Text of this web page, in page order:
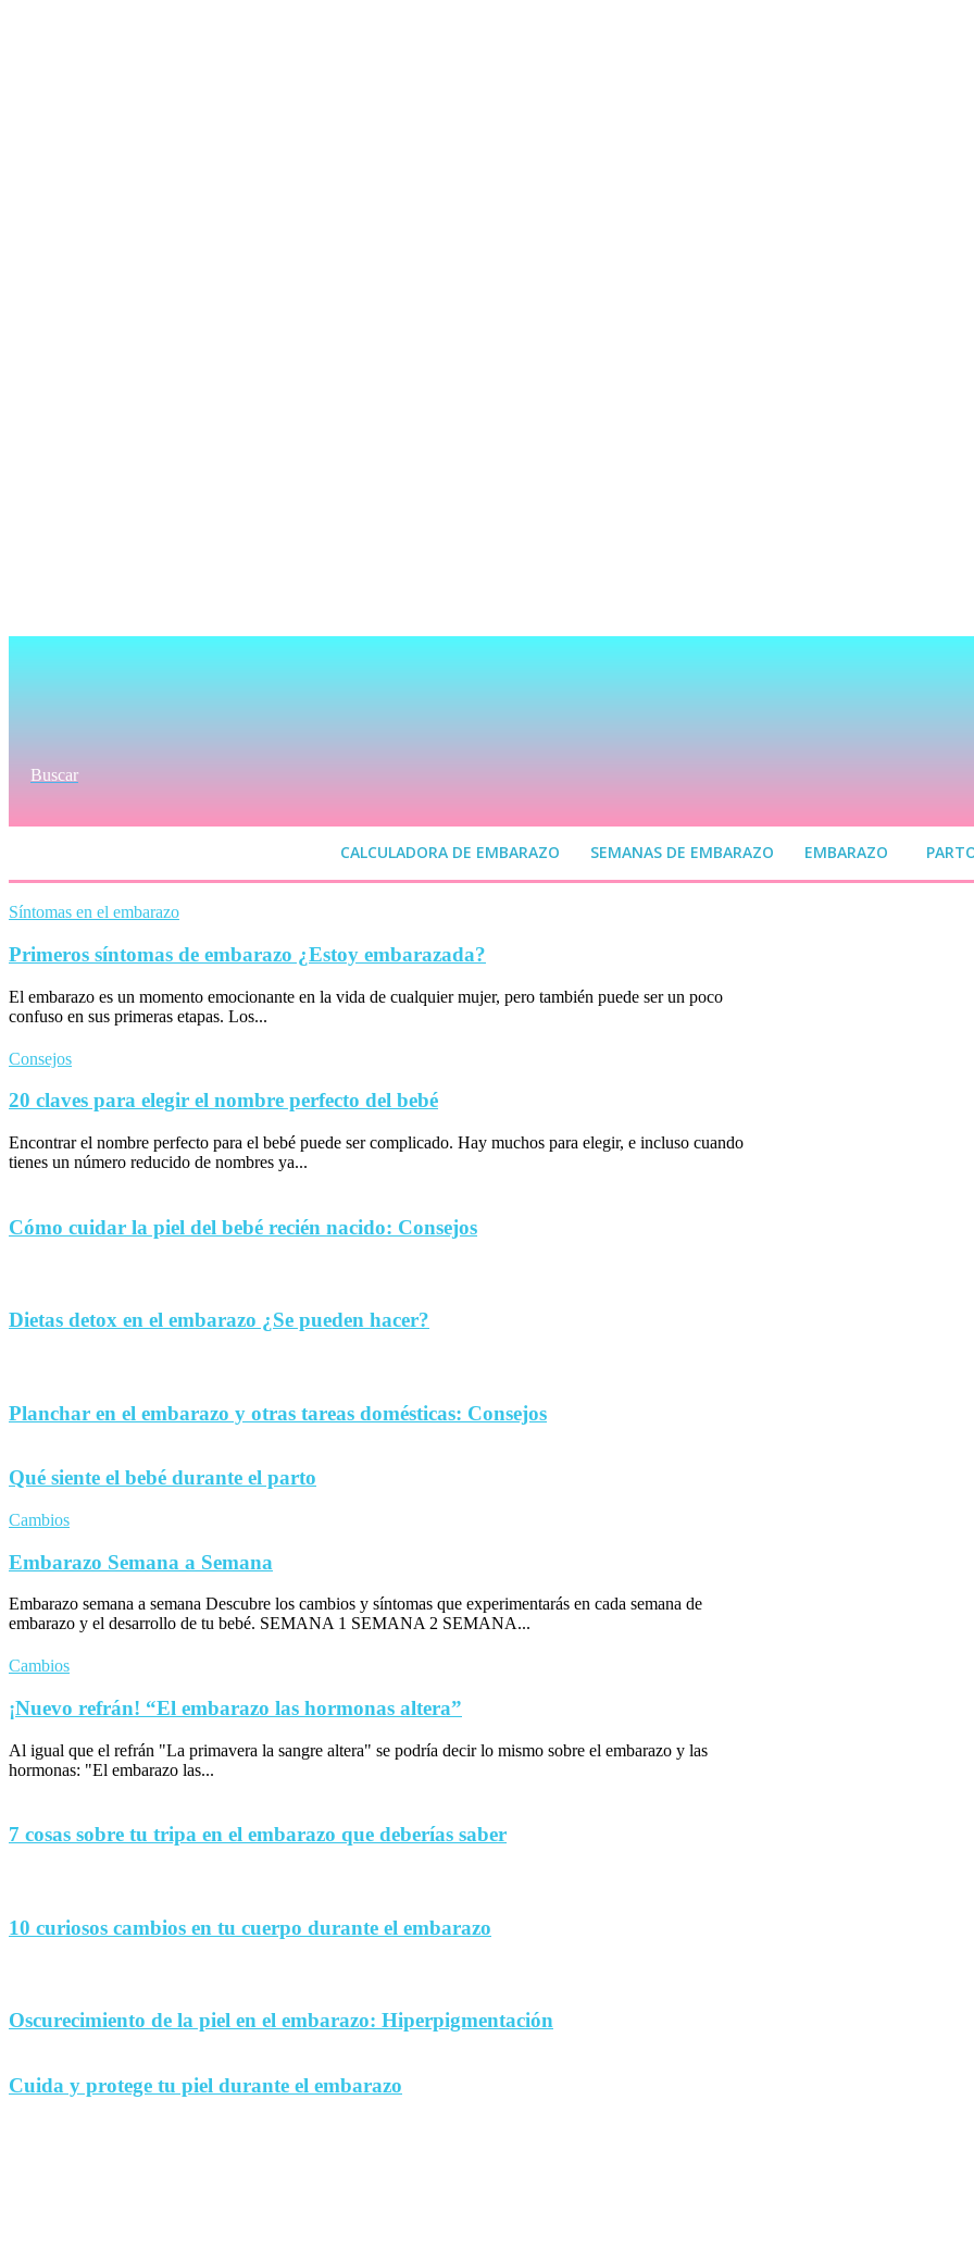
Buscar
CALCULADORA DE EMBARAZO SEMANAS DE EMBARAZO EMBARAZO
Síntomas en el embarazo
Primeros síntomas de embarazo ¿Estoy embarazada?
El embarazo es un momento emocionante en la vida de cualquier mujer, pero también puede ser un poco
confuso en sus primeras etapas. Los...
Consejos
20 claves para elegir el nombre perfecto del bebé
Encontrar el nombre perfecto para el bebé puede ser complicado. Hay muchos para elegir, e incluso cuando
tienes un número reducido de nombres ya...
Cómo cuidar la piel del bebé recién nacido: Consejos
Dietas detox en el embarazo ¿Se pueden hacer?
Planchar en el embarazo y otras tareas domésticas: Consejos
Qué siente el bebé durante el parto
Cambios
Embarazo Semana a Semana
Embarazo semana a semana Descubre los cambios y síntomas que experimentarás en cada semana de
embarazo y el desarrollo de tu bebé. SEMANA 1 SEMANA 2 SEMANA...
Cambios
¡Nuevo refrán! “El embarazo las hormonas altera”
Al igual que el refrán "La primavera la sangre altera" se podría decir lo mismo sobre el embarazo y las
hormonas: "El embarazo las...
7 cosas sobre tu tripa en el embarazo que deberías saber
10 curiosos cambios en tu cuerpo durante el embarazo
Oscurecimiento de la piel en el embarazo: Hiperpigmentación
Cuida y protege tu piel durante el embarazo